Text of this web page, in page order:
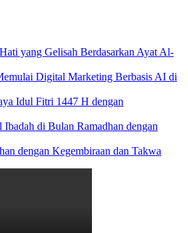
yang Gelisah Berdasarkan Ayat Al-
Digital Marketing Berbasis AI di
Idul Fitri 1447 H dengan
di Bulan Ramadhan dengan
dengan Kegembiraan dan Takwa